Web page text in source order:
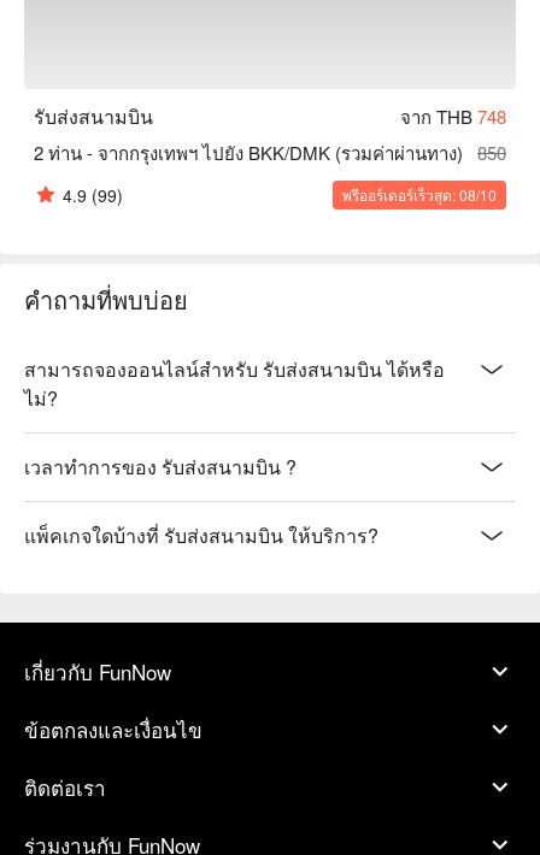
รับส่งสนามบิน จาก THB748
2 ท่าน - จากกรุงเทพฯ ไปยัง BKK/DMK (รวมค่าผ่านทาง)
850
4.9 (99) พรีออร์เดอร์เร็วสุด: 08/10
คำถามที่พบบ่อย
สามารถจองออนไลน์สำหรับ รับส่งสนามบิน ได้หรือ
ไม่?
เวลาทำการของ รับส่งสนามบิน ?
แพ็คเกจใดบ้างที่ รับส่งสนามบิน ให้บริการ?
เกี่ยวกับ FunNow
ข้อตกลงและเงื่อนไข
ติดต่อเรา
ร่วมงานกับ FunNow